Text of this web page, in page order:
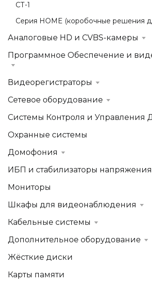
СТ-1
Серия HOME (коробочные решения
Аналоговые HD и CVBS-камеры
Программное Обеспечение и
Видеорегистраторы
Сетевое оборудование
Системы Контроля и Управления
Охранные системы
Домофония
ИБП и стабилизаторы напряжения
Мониторы
Шкафы для видеонаблюдения
Кабельные системы
Дополнительное оборудование
Жёсткие диски
Карты памяти